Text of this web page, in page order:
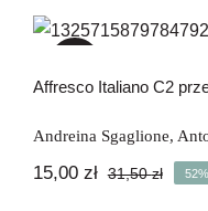
Affresco
Affresco Italiano C2
Andreina Sgaglione,
31,50zł
15,00 zł